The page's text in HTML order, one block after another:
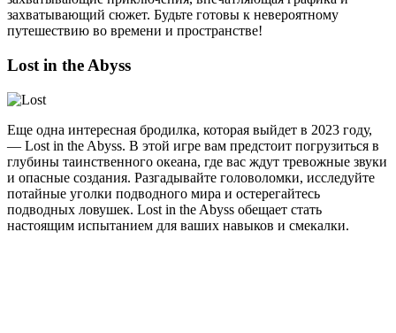
захватывающий сюжет. Будьте готовы к невероятному
путешествию во времени и пространстве!
Lost in the Abyss
Еще одна интересная бродилка, которая выйдет в 2023 году,
— Lost in the Abyss. В этой игре вам предстоит погрузиться в
глубины таинственного океана, где вас ждут тревожные звуки
и опасные создания. Разгадывайте головоломки, исследуйте
потайные уголки подводного мира и остерегайтесь
подводных ловушек. Lost in the Abyss обещает стать
настоящим испытанием для ваших навыков и смекалки.